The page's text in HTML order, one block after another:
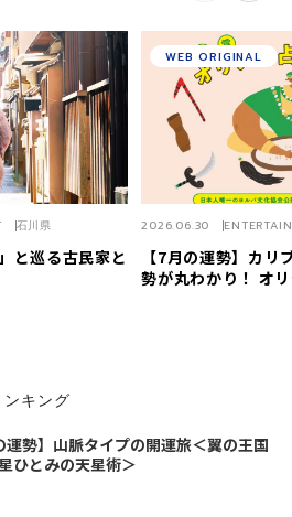
と巡る古民家と
石川県
【7月の運勢】カリ
勢が丸わかり！ オ
2026.06.30
WEB ORIGINAL
ンキング
運勢】山脈タイプの開運旅＜翼の王国
ひとみの天星術＞